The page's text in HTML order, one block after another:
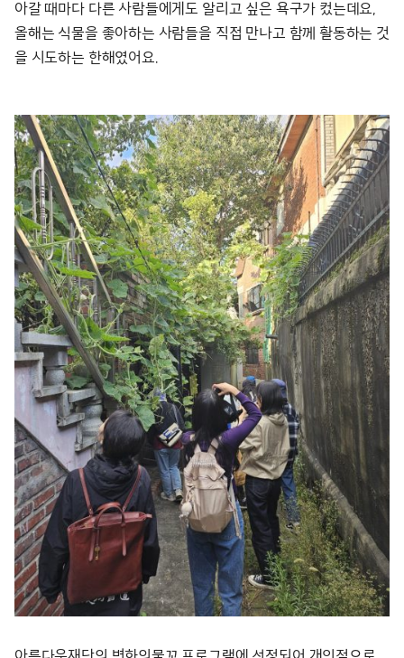
아갈 때마다 다른 사람들에게도 알리고 싶은 욕구가 컸는데요,
올해는 식물을 좋아하는 사람들을 직접 만나고 함께 활동하는 것
을 시도하는 한해였어요.